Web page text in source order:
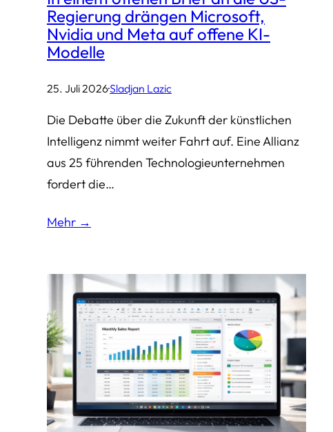
Regierung drängen Microsoft,
Nvidia und Meta auf offene KI-
Modelle
25. Juli 2026·Sladjan Lazic
Die Debatte über die Zukunft der künstlichen
Intelligenz nimmt weiter Fahrt auf. Eine Allianz
aus 25 führenden Technologieunternehmen
fordert die…
Mehr →